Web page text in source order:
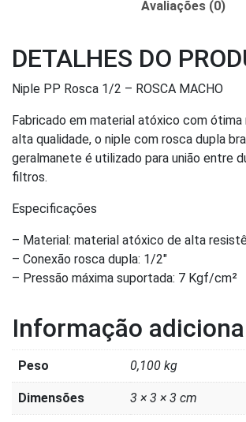
Avaliações (0)
DETALHES DO
Niple PP Rosca 1/2 – ROSCA MACHO
Fabricado em material atóxico com
alta qualidade, o niple com rosca dupla
geralmanete é utilizado para união entre
filtros.
Especificações
– Material: material atóxico de alta
– Conexão rosca dupla: 1/2″
– Pressão máxima suportada: 7 Kgf/cm²
Informação
Peso 0,100 kg
Dimensões 3 × 3 × 3 cm